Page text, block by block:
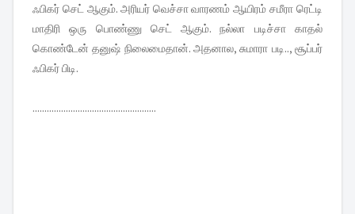
ஃபிகர் செட் ஆகும். அரியர் வெச்சா வாரணம் ஆயிரம் சமீரா ரெட்டி
மாதிரி ஒரு பொண்ணு செட் ஆகும். நல்லா படிச்சா காதல்
கொண்டேன் தனுஷ் நிலைமைதான். அதனால, சுமாரா படி.., சூப்பர்
ஃபிகர் பிடி.
....................................................